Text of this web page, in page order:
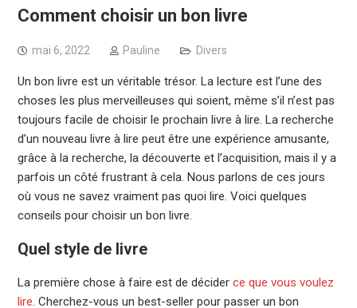
Comment choisir un bon livre
mai 6, 2022 Pauline Divers
Un bon livre est un véritable trésor. La lecture est l’une des
choses les plus merveilleuses qui soient, même s’il n’est pas
toujours facile de choisir le prochain livre à lire. La recherche
d’un nouveau livre à lire peut être une expérience amusante,
grâce à la recherche, la découverte et l’acquisition, mais il y a
parfois un côté frustrant à cela. Nous parlons de ces jours
où vous ne savez vraiment pas quoi lire. Voici quelques
conseils pour choisir un bon livre.
Quel style de livre
La première chose à faire est de décider ce que vous voulez
lire. Cherchez-vous un best-seller pour passer un bon